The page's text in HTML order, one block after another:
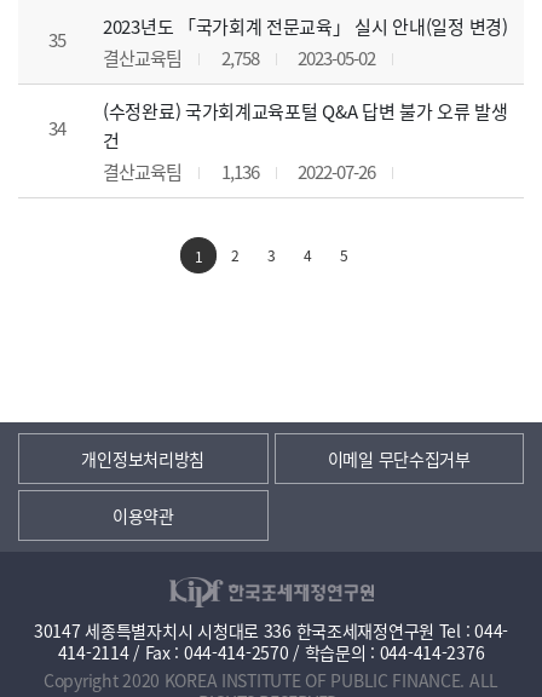
35
2023년도 「국가회계 전문교육」 실시 안내(일정 변경)
결산교육팀
2,758 2023-05-02
34
(수정완료) 국가회계교육포털 Q&A 답변 불가 오류 발생
건
결산교육팀
1,136 2022-07-26
1 2 3 4 5
개인정보처리방침 이메일 무단수집거부
이용약관
30147 세종특별자치시 시청대로 336 한국조세재정연구원 Tel : 044-
414-2114 / Fax : 044-414-2570 / 학습문의 : 044-414-2376
Copyright 2020 KOREA INSTITUTE OF PUBLIC FINANCE. ALL